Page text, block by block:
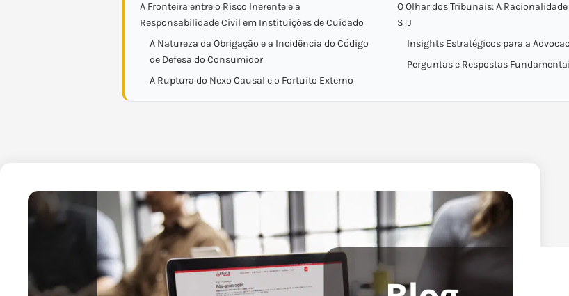
A Fronteira entre o Risco Inerente e a
Responsabilidade Civil em Instituições de Cuidado
A Natureza da Obrigação e a Incidência do Código
de Defesa do Consumidor
A Ruptura do Nexo Causal e o Fortuito Externo
O Olhar dos Tribunais: A
STJ
Insights Estratégicos para a
Perguntas e Respostas